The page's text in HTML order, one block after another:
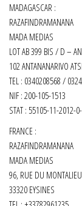
MADAGASCAR :
RAZAFINDRAMANANA
MADA MEDIAS
LOT AB 399 BIS / D –
102 ANTANANARIVO
TEL : 0340208568 /
NIF : 200-105-1513
STAT : 55105-11-2012-
FRANCE :
RAZAFINDRAMANANA
MADA MEDIAS
96, RUE DU
33320 EYSINES